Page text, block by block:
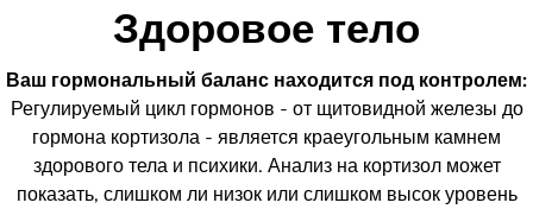
Здоровое тело
Ваш гормональный баланс находится под контролем:
Регулируемый цикл гормонов - от щитовидной железы до
гормона кортизола - является краеугольным камнем
здорового тела и психики. Анализ на кортизол может
показать, слишком ли низок или слишком высок уровень